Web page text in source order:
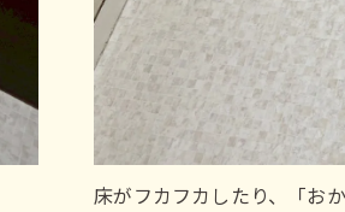
床がフカフカしたり、「お